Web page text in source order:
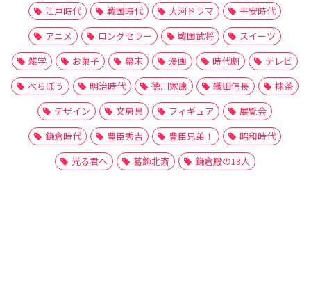
江戸時代 戦国時代 大河ドラマ
平安時代
アニメ
ロングセラー 戦国武将
スイーツ
雑学
お菓子 幕末 漫画 時代劇
テレビ
べらぼう
明治時代 徳川家康 織田信長
抹茶
デザイン
文房具 フィギュア
展覧会
鎌倉時代
豊臣秀吉 豊臣兄弟！
昭和時代
光る君へ
葛飾北斎 鎌倉殿の13人